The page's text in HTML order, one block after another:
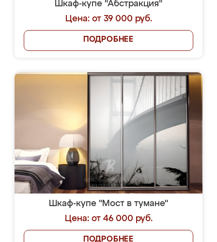
Шкаф-купе "Абстракция"
Цена: от 39 000 руб.
ПОДРОБНЕЕ
Шкаф-купе "Мост в тумане"
Цена: от 46 000 руб.
ПОДРОБНЕЕ